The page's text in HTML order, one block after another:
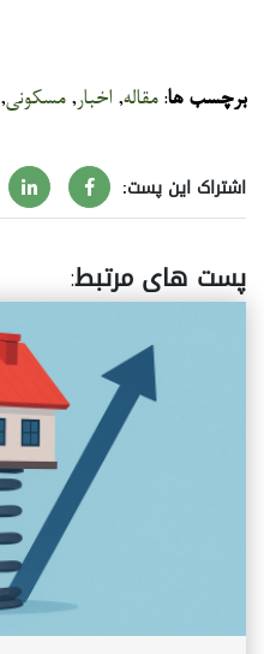
برچسب ها:مقاله, اخبار ,مسکونی,
اشتراک این پست:
پست های مرتبط: